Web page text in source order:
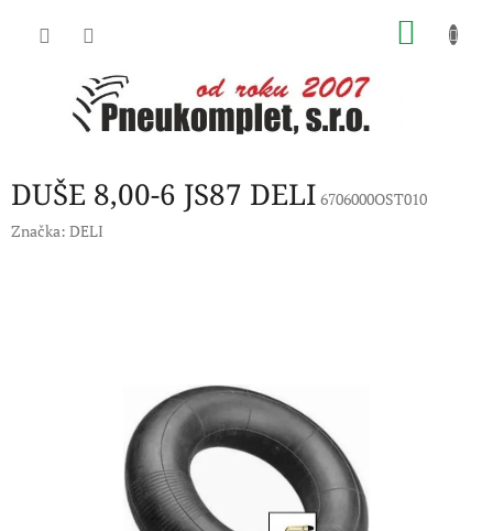
DUŠE 8,00-6 JS87 DELI 6706000OST010
Značka: DELI